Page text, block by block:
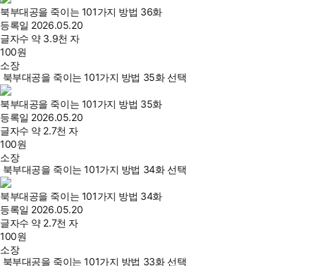
북부대공을 죽이는 101가지 방법 36화
등록일 2026.05.20
글자수 약 3.9천 자
100원
소장
북부대공을 죽이는 101가지 방법 35화 선택
북부대공을 죽이는 101가지 방법 35화
등록일 2026.05.20
글자수 약 2.7천 자
100원
소장
북부대공을 죽이는 101가지 방법 34화 선택
북부대공을 죽이는 101가지 방법 34화
등록일 2026.05.20
글자수 약 2.7천 자
100원
소장
북부대공을 죽이는 101가지 방법 33화 선택